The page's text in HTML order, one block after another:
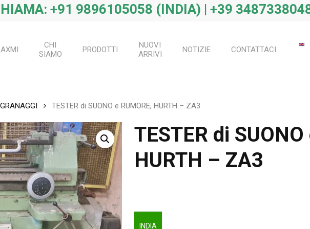
+91 9896105058 (INDIA) | +39
CHI
SIAMO
PRODOTTI
NUOVI
ARRIVI
NOTIZIE CONTATTACI
TESTER di SUONO e RUMORE, HURTH – ZA3
TESTER di
HURTH – ZA3
INDIA